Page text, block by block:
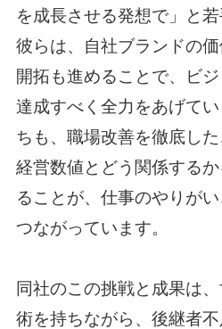
を成長させる発想で」と若
彼らは、自社ブランドの
開拓も進めることで、ビ
達成すべく全力をあげて
ちも、職場改善を徹底し
経営数値とどう関係する
ることが、仕事のやりが
つながっています。
同社のこの挑戦と成果は
術を持ちながら、後継者